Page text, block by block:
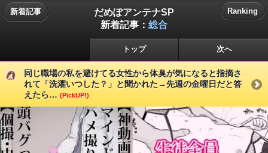
新着記事
だめぽアンテナSP
新着記事： 総合
Ranking
トップ 次へ
同じ職場の私を避けてる女性から体臭が気になると指摘さ
れて「洗濯いつした？」と聞かれた→先週の金曜日だと答
えたら… (PickUP!)